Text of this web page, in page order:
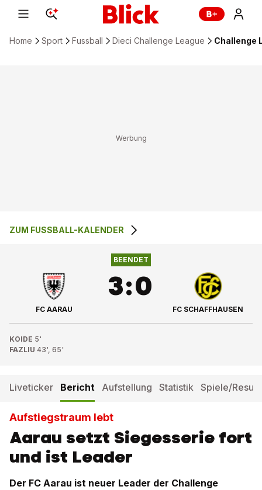
Home Sport Fussball Dieci Challenge League Challenge
3 :0
ZUM FUSSBALL-KALENDER
FC AARAU
BEENDET
3:0
FC SCHAFFHAUSEN
KOIDE 5'
FAZLIU 43', 65'
Liveticker Bericht Aufstellung Statistik Spiele/
Aufstiegstraum lebt
Aarau setzt Siegesserie fort
und ist Leader
Der FC Aarau ist neuer Leader der Challenge